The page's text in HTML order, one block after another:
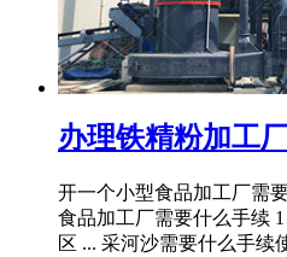
办理铁精粉加工
开一个小型食品加工厂需
食品加工厂需要什么手续
区 ... 采河沙需要什么手续